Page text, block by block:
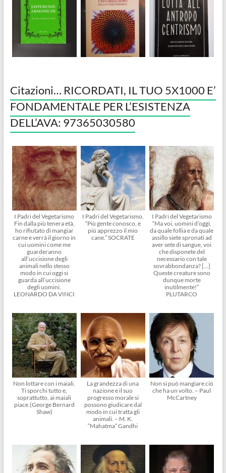
Citazioni… RICORDATI, IL TUO 5X1000 E’
FONDAMENTALE PER L’ESISTENZA
DELL’AVA: 97365030580
I Padri del Vegetarismo
Fin dalla più tenera età,
ho rifiutato di mangiar
carne e verrà il giorno in
cui uomini come me
guarderanno
all’uccisione degli
animali nello stesso
modo in cui oggi si
guarda all’uccisione
degli uomini.
LEONARDO DA VINCI
I Padri del Vegetarismo.
“Più gente conosco, e
più apprezzo il mio
cane.” SOCRATE
I Padri del Vegetarismo
“Ma voi, uomini d’oggi,
da quale follia e da quale
assillo siete spronati ad
aver sete di sangue, voi
che disponete del
necessario con tale
sovrabbondanza? […]
Queste creature sono
dunque morte
inutilmente!”
PLUTARCO
Non lottare con i maiali.
Ti sporchi tutto e,
soprattutto, ai maiali
piace.(George Bernard
Shaw)
La grandezza di una
nazione e il suo
progresso morale si
possono giudicare dal
modo in cui tratta gli
animali. – M. K.
“Mahatma” Gandhi
Non si può mangiare ciò
che ha un volto. – Paul
McCartney